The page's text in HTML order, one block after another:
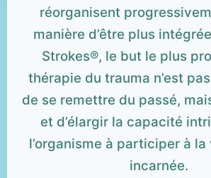
réorganisent
manière d’être plus
Strokes®, le but le plus
thérapie du trauma n’est
de se remettre du passé,
et d’élargir la capacité
l’organisme à participer à
incarnée.